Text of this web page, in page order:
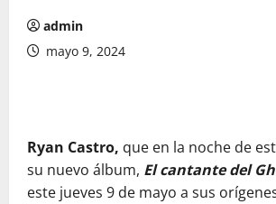
admin
mayo 9, 2024
Ryan Castro, que en la noche de
su nuevo álbum, El cantante del
este jueves 9 de mayo a sus